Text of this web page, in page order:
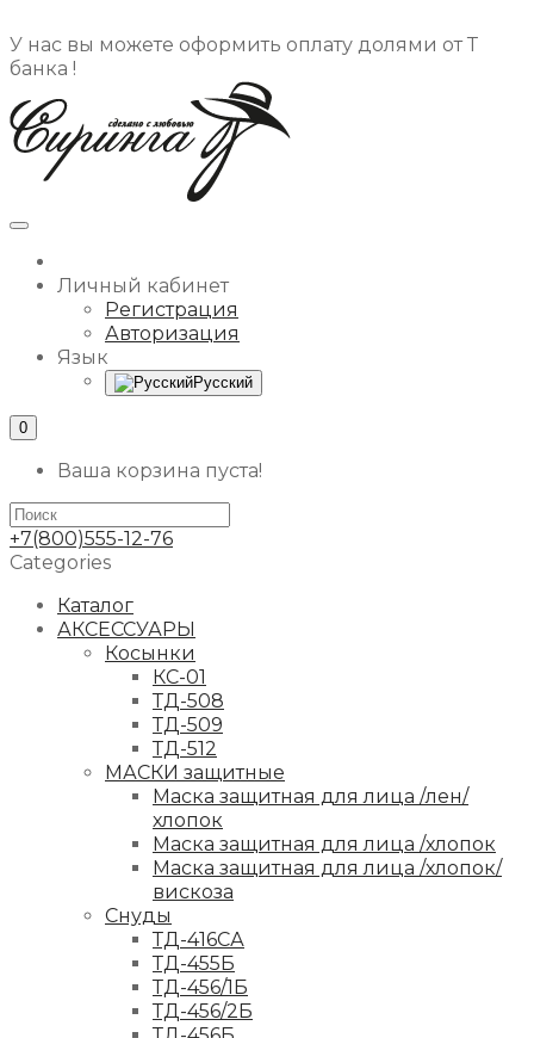
У нас вы можете оформить оплату долями от Т
банка !
Личный кабинет
Регистрация
Авторизация
Язык
Русский
0
Ваша корзина пуста!
+7(800)555-12-76
Categories
Каталог
АКСЕССУАРЫ
Косынки
КС-01
ТД-508
ТД-509
ТД-512
МАСКИ защитные
Маска защитная для лица /лен/
хлопок
Маска защитная для лица /хлопок
Маска защитная для лица /хлопок/
вискоза
Снуды
ТД-416СА
ТД-455Б
ТД-456/1Б
ТД-456/2Б